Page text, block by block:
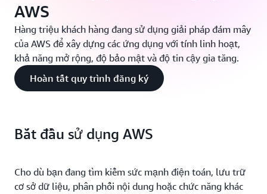
AWS
Hàng triệu khách hàng đang sử dụng giải pháp đám mây
của AWS để xây dựng các ứng dụng với tính linh hoạt,
khả năng mở rộng, độ bảo mật và độ tin cậy gia tăng.
Hoàn tất quy trình đăng ký
Bắt đầu sử dụng AWS
Cho dù bạn đang tìm kiếm sức mạnh điện toán, lưu trữ
cơ sở dữ liệu, phân phối nội dung hoặc chức năng khác